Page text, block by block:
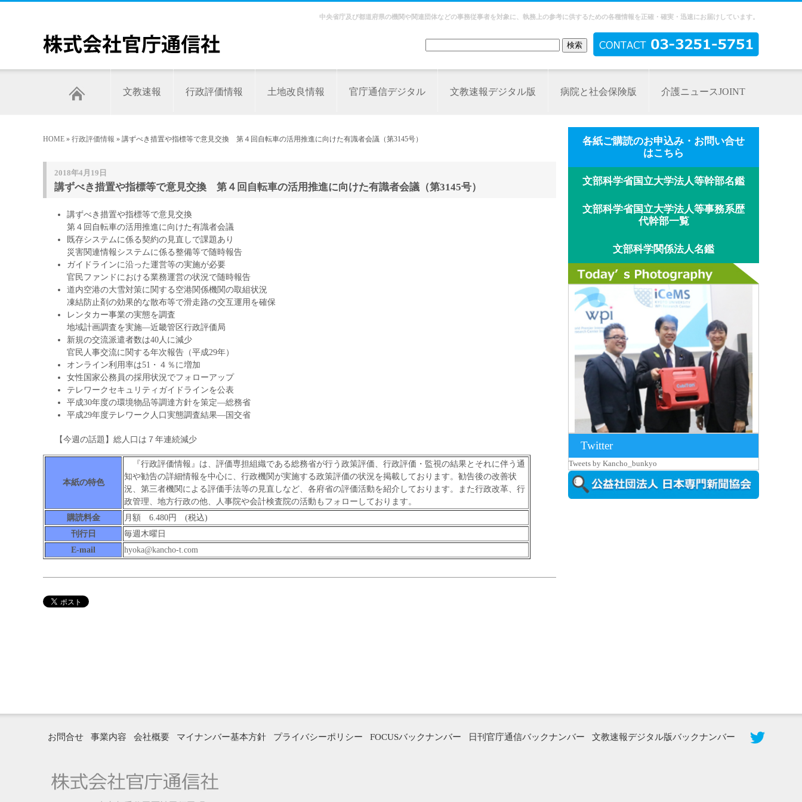
中央省庁及び都道府県の機関や関連団体などの事務従事者を対象に、執務上の参考に供するための各種情報を正確・確実・迅速にお届けしています。
文教速報 行政評価情報 土地改良情報 官庁通信デジタル 文教速報デジタル版 病院と社会保険版 介護ニュースJOINT
HOME » 行政評価情報 » 講ずべき措置や指標等で意見交換 第４回自転車の活用推進に向けた有識者会議（第3145号）
2018年4月19日
講ずべき措置や指標等で意見交換 第４回自転車の活用推進に向けた有識者会議（第3145号）
講ずべき措置や指標等で意見交換
第４回自転車の活用推進に向けた有識者会議
既存システムに係る契約の見直しで課題あり
災害関連情報システムに係る整備等で随時報告
ガイドラインに沿った運営等の実施が必要
官民ファンドにおける業務運営の状況で随時報告
道内空港の大雪対策に関する空港関係機関の取組状況
凍結防止剤の効果的な散布等で滑走路の交互運用を確保
レンタカー事業の実態を調査
地域計画調査を実施―近畿管区行政評価局
新規の交流派遣者数は40人に減少
官民人事交流に関する年次報告（平成29年）
オンライン利用率は51・４％に増加
女性国家公務員の採用状況でフォローアップ
テレワークセキュリティガイドラインを公表
平成30年度の環境物品等調達方針を策定―総務省
平成29年度テレワーク人口実態調査結果―国交省
【今週の話題】総人口は７年連続減少
本紙の特色
『行政評価情報』は、評価専担組織である総務省が行う政策評価、行政評価・監視の結果とそれに伴う通
知や勧告の詳細情報を中心に、行政機関が実施する政策評価の状況を掲載しております。勧告後の改善状
況、第三者機関による評価手法等の見直しなど、各府省の評価活動を紹介しております。また行政改革、行
政管理、地方行政の他、人事院や会計検査院の活動もフォローしております。
購読料金
月額 6.480円 (税込)
刊行日
毎週木曜日
E-mail
hyoka@kancho-t.com
各紙ご購読のお申込み・お問い合せ
はこちら
文部科学省国立大学法人等幹部名鑑
文部科学省国立大学法人等事務系歴
代幹部一覧
文部科学関係法人名鑑
京都大iCeMS等を視察した松本文部科学
大...
Twitter
Tweets by Kancho_bunkyo
お問合せ 事業内容 会社概要 マイナンバー基本方針 プライバシーポリシー FOCUSバックナンバー 日刊官庁通信バックナンバー 文教速報デジタル版バックナンバー